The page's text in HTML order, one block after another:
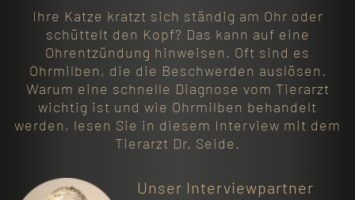
Ihre Katze kratzt sich ständig am Ohr oder
schüttelt den Kopf? Das kann auf eine
Ohrentzündung hinweisen. Oft sind es
Ohrmilben, die die Beschwerden auslösen.
Warum eine schnelle Diagnose vom Tierarzt
wichtig ist und wie Ohrmilben behandelt
werden, lesen Sie in diesem Interview mit dem
Tierarzt Dr. Seide.
Unser Interviewpartner